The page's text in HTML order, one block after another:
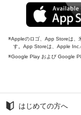
Appleのロゴ、App Storeは、
す。App Storeは、Apple Inc.
Google Play および Google
はじめての方へ